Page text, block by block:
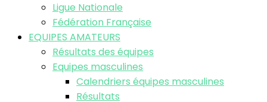
Ligue Nationale
Fédération Française
EQUIPES AMATEURS
Résultats des équipes
Equipes masculines
Calendriers équipes masculines
Résultats